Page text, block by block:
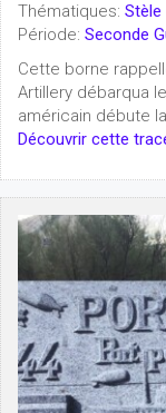
Thématiques:
Période: Seconde
Cette borne
Artillery débarqua
américain débute
Découvrir cette